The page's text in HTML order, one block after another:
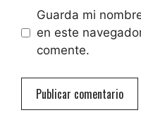
Guarda mi
en este
comente.